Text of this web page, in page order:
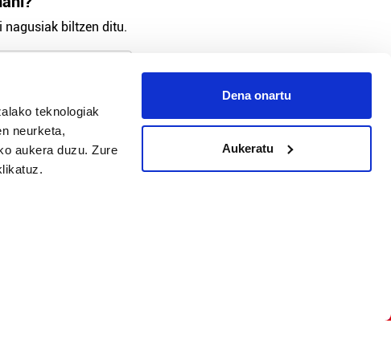
teknologiak
neurketa,
aukera duzu. Zure
Dena onartu
Aukeratu
nagusiak biltzen ditu.
Harpidetu
zure ekarpena